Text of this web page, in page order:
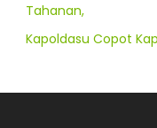
Tahanan,
Kapoldasu Copot